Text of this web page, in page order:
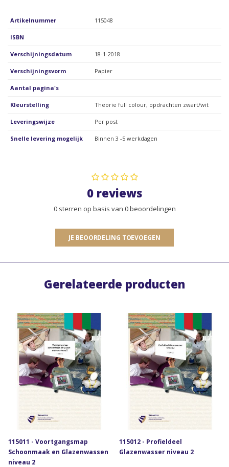
Artikelnummer 115048
ISBN
Verschijningsdatum 18-1-2018
Verschijningsvorm Papier
Aantal pagina's
Kleurstelling Theorie full colour, opdrachten zwart/wit
Leveringswijze Per post
Snelle levering mogelijk Binnen 3 -5 werkdagen
0 reviews
0 sterren op basis van 0 beoordelingen
JE BEOORDELING TOEVOEGEN
Gerelateerde producten
115011 - Voortgangsmap
Schoonmaak en Glazenwassen
niveau 2
115012 - Profieldeel
Glazenwasser niveau 2